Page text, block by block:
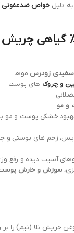
به دلیل خواص ضدعفونی
سفیدی زودرس موها
و چروک های پوست
و مو
خشکی پوست و مو با
زخم های پوستی
آسیب دیده و رفع
سوزش و خارش
چریش نلا (نیم) را بر